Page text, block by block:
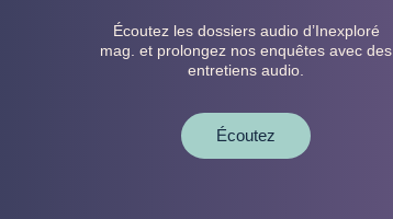
Écoutez les dossiers audio d’Inexploré
mag. et prolongez nos enquêtes avec des
entretiens audio.
Écoutez